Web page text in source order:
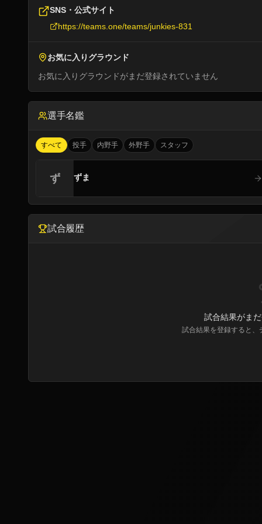
SNS・公式サイト
https://teams.one/teams/junkies-831
お気に入りグラウンド
お気に入りグラウンドがまだ登録されていません
選手名鑑
すべて 投手 内野手 外野手 スタッフ
ず ずま
試合履歴
試合結果がま
試合結果を登録すると